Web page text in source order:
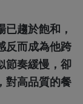
趨於飽和，
反而成為他跨
節奏緩慢，卻
對高品質的餐